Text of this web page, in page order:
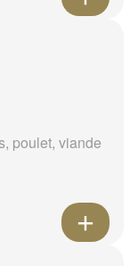
poulet, viande